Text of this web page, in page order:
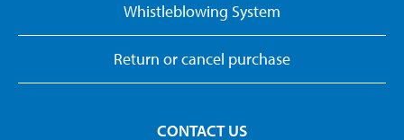
Whistleblowing System
Return or cancel purchase
CONTACT US